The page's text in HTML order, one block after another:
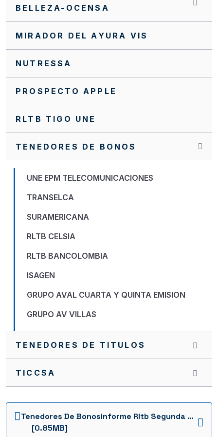
BELLEZA-OCENSA
MIRADOR DEL AYURA VIS
NUTRESSA
PROSPECTO APPLE
RLTB TIGO UNE
TENEDORES DE BONOS
UNE EPM TELECOMUNICACIONES
TRANSELCA
SURAMERICANA
RLTB CELSIA
RLTB BANCOLOMBIA
ISAGEN
GRUPO AVAL CUARTA Y QUINTA EMISION
GRUPO AV VILLAS
GNB SUDAMERIS
EPM 2014
ECOPETROL
DISTRITO BOGOTA
TENEDORES DE TITULOS
TICCSA
Tenedores De Bonosinforme Rltb Segunda Emision Concesion Autopista Bogota Girardot Cabg 1736964810664
[0.85MB]